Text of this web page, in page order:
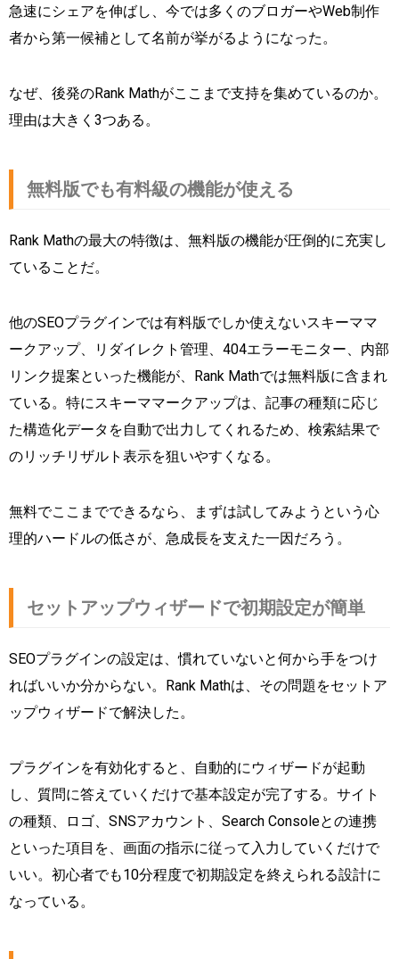
急速にシェアを伸ばし、今では多くのブロガーやWeb制作
者から第一候補として名前が挙がるようになった。
なぜ、後発のRank Mathがここまで支持を集めているのか。
理由は大きく3つある。
無料版でも有料級の機能が使える
Rank Mathの最大の特徴は、無料版の機能が圧倒的に充実し
ていることだ。
他のSEOプラグインでは有料版でしか使えないスキーママ
ークアップ、リダイレクト管理、404エラーモニター、内部
リンク提案といった機能が、Rank Mathでは無料版に含まれ
ている。特にスキーママークアップは、記事の種類に応じ
た構造化データを自動で出力してくれるため、検索結果で
のリッチリザルト表示を狙いやすくなる。
無料でここまでできるなら、まずは試してみようという心
理的ハードルの低さが、急成長を支えた一因だろう。
セットアップウィザードで初期設定が簡単
SEOプラグインの設定は、慣れていないと何から手をつけ
ればいいか分からない。Rank Mathは、その問題をセットア
ップウィザードで解決した。
プラグインを有効化すると、自動的にウィザードが起動
し、質問に答えていくだけで基本設定が完了する。サイト
の種類、ロゴ、SNSアカウント、Search Consoleとの連携
といった項目を、画面の指示に従って入力していくだけで
いい。初心者でも10分程度で初期設定を終えられる設計に
なっている。